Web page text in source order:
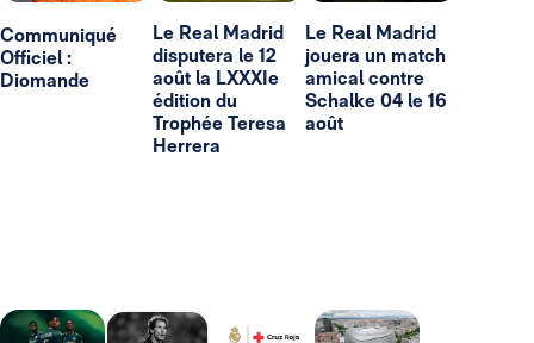
Communiqué
Officiel :
Diomande
Le Real Madrid
disputera le 12
août la LXXXIe
édition du
Trophée Teresa
Herrera
Le Real Madrid
jouera un match
amical contre
Schalke 04 le 16
août